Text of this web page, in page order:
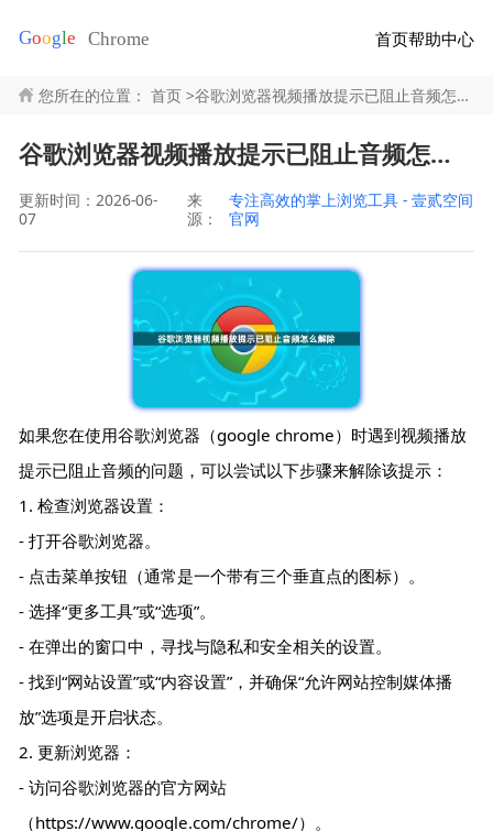
首页帮助中心
您所在的位置： 首页 >谷歌浏览器视频播放提示已阻止音频怎么解除
谷歌浏览器视频播放提示已阻止音频怎么解除
更新时间：2026-06-
07
来
源：
专注高效的掌上浏览工具 - 壹贰空间
官网
如果您在使用谷歌浏览器（google chrome）时遇到视频播放
提示已阻止音频的问题，可以尝试以下步骤来解除该提示：
1. 检查浏览器设置：
- 打开谷歌浏览器。
- 点击菜单按钮（通常是一个带有三个垂直点的图标）。
- 选择“更多工具”或“选项”。
- 在弹出的窗口中，寻找与隐私和安全相关的设置。
- 找到“网站设置”或“内容设置”，并确保“允许网站控制媒体播
放”选项是开启状态。
2. 更新浏览器：
- 访问谷歌浏览器的官方网站
（https://www.google.com/chrome/）。